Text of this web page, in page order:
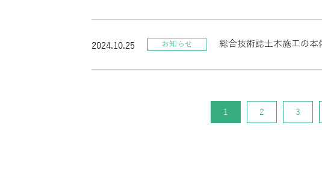
2024.10.25 お知らせ 総合技術誌土木施工の本
1 2 3